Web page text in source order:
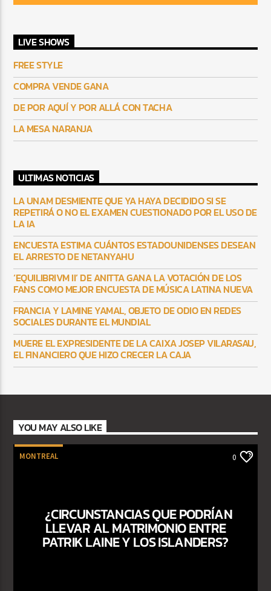
LIVE SHOWS
FREE STYLE
COMPRA VENDE GANA
DE POR AQUÍ Y POR ALLÁ CON TACHA
LA MESA NARANJA
ULTIMAS NOTICIAS
LA UNAM DESMIENTE QUE YA HAYA DECIDIDO SI SE
REPETIRÁ O NO EL EXAMEN CUESTIONADO POR EL USO DE
LA IA
ENCUESTA ESTIMA CUÁNTOS ESTADOUNIDENSES DESEAN
EL ARRESTO DE NETANYAHU
‘EQUILIBRIVM II’ DE ANITTA GANA LA VOTACIÓN DE LOS
FANS COMO MEJOR ENCUESTA DE MÚSICA LATINA NUEVA
FRANCIA Y LAMINE YAMAL, OBJETO DE ODIO EN REDES
SOCIALES DURANTE EL MUNDIAL
MUERE EL EXPRESIDENTE DE LA CAIXA JOSEP VILARASAU,
EL FINANCIERO QUE HIZO CRECER LA CAJA
YOU MAY ALSO LIKE
MONTREAL 0
¿CIRCUNSTANCIAS QUE PODRÍAN
LLEVAR AL MATRIMONIO ENTRE
PATRIK LAINE Y LOS ISLANDERS?